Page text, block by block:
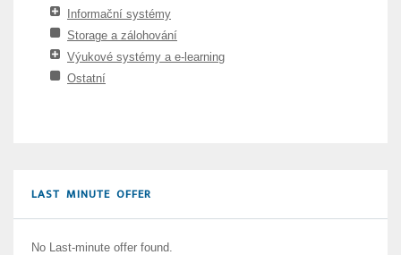
Informační systémy
Storage a zálohování
Výukové systémy a e-learning
Ostatní
LAST MINUTE OFFER
No Last-minute offer found.